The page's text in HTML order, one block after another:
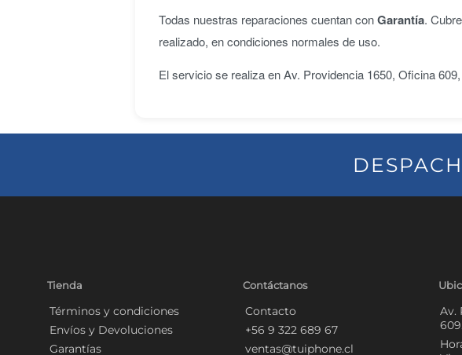
Todas nuestras reparaciones cuentan conGarantía.
realizado, en condiciones normales de uso.
El servicio se realiza en Av. Providencia 1650, Oficina
Tienda
Términos y condiciones
Envíos y Devoluciones
Garantías
Contáctanos
Contacto
+56 9 322 689 67
ventas@tuiphone.cl
Av.
609.